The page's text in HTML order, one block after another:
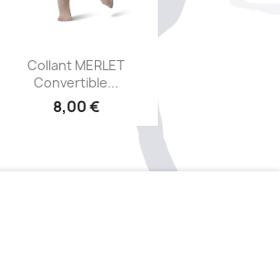
Aperçu rapide
Collant MERLET
Convertible...
8,00 €